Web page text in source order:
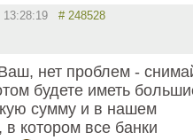
13:28:19 # 248528
нет проблем -
будете иметь
сумму и в нашем
в котором все банки